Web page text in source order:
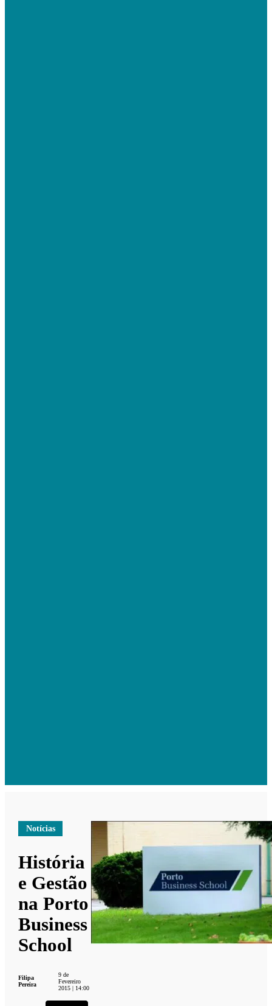
Notícias
História
e Gestão
na Porto
Business
School
Filipa
Pereira
9 de
Fevereiro
2015 | 14:00